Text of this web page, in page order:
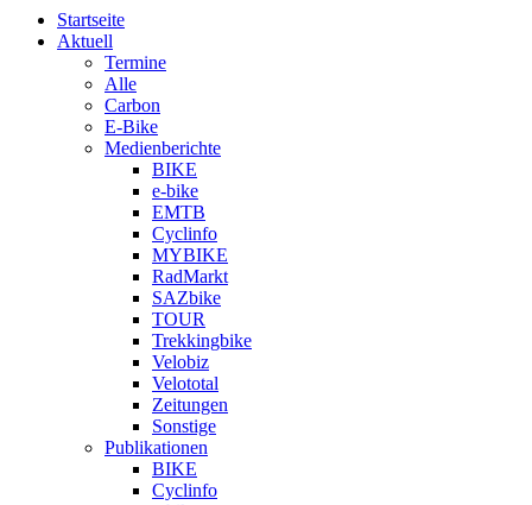
Startseite
Aktuell
Termine
Alle
Carbon
E-Bike
Medienberichte
BIKE
e-bike
EMTB
Cyclinfo
MYBIKE
RadMarkt
SAZbike
TOUR
Trekkingbike
Velobiz
Velototal
Zeitungen
Sonstige
Publikationen
BIKE
Cyclinfo